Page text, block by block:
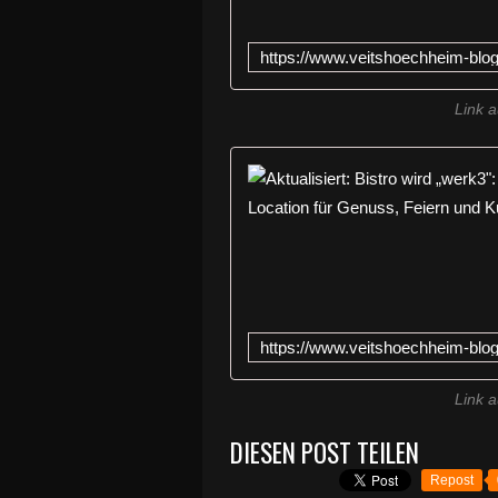
Link
Link
DIESEN POST TEILEN
Repost